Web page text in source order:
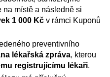
na místě a následně si
1 000 Kč v rámci Kuponů
preventivního
lékařská zpráva, kterou
registrujícímu lékaři.